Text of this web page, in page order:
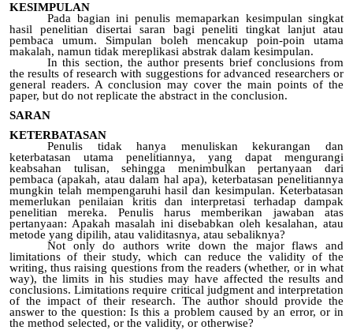
KESIMPULAN
Pada bagian ini penulis memaparkan kesimpulan singkat
hasil penelitian disertai saran bagi peneliti tingkat lanjut atau
pembaca umum. Simpulan boleh mencakup poin-poin utama
makalah, namun tidak mereplikasi abstrak dalam kesimpulan.
In this section, the author presents brief conclusions from
the results of research with suggestions for advanced researchers or
general readers. A conclusion may cover the main points of the
paper, but do not replicate the abstract in the conclusion.
SARAN
KETERBATASAN
Penulis tidak hanya menuliskan kekurangan dan
keterbatasan utama penelitiannya, yang dapat mengurangi
keabsahan tulisan, sehingga menimbulkan pertanyaan dari
pembaca (apakah, atau dalam hal apa), keterbatasan penelitiannya
mungkin telah mempengaruhi hasil dan kesimpulan. Keterbatasan
memerlukan penilaian kritis dan interpretasi terhadap dampak
penelitian mereka. Penulis harus memberikan jawaban atas
pertanyaan: Apakah masalah ini disebabkan oleh kesalahan, atau
metode yang dipilih, atau validitasnya, atau sebaliknya?
Not only do authors write down the major flaws and
limitations of their study, which can reduce the validity of the
writing, thus raising questions from the readers (whether, or in what
way), the limits in his studies may have affected the results and
conclusions. Limitations require critical judgment and interpretation
of the impact of their research. The author should provide the
answer to the question: Is this a problem caused by an error, or in
the method selected, or the validity, or otherwise?